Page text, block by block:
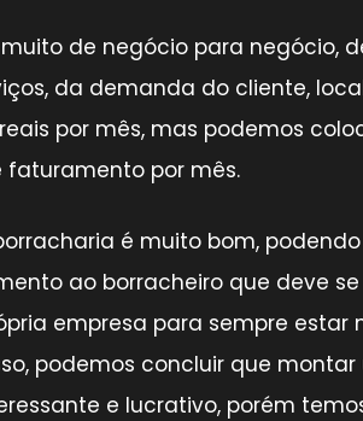
de negócio para negócio,
da demanda do cliente,
por mês, mas podemos
faturamento por mês.
é muito bom, podendo
ao borracheiro que deve
empresa para sempre estar
podemos concluir que
e lucrativo, porém